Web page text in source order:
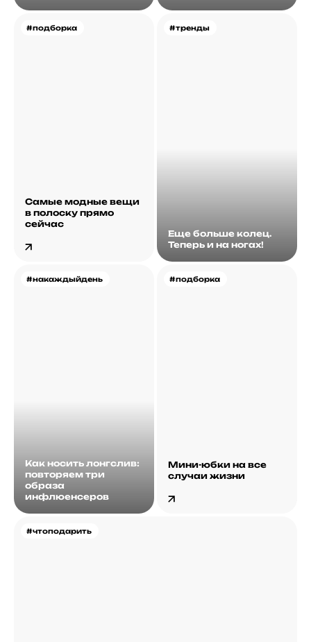
#подборка
Самые модные вещи
в полоску прямо
сейчас
#тренды
Еще больше колец.
Теперь и на ногах!
#накаждыйдень
Как носить лонгслив:
повторяем три
образа
инфлюенсеров
#чтоподарить
#подборка
Мини-юбки на все
случаи жизни